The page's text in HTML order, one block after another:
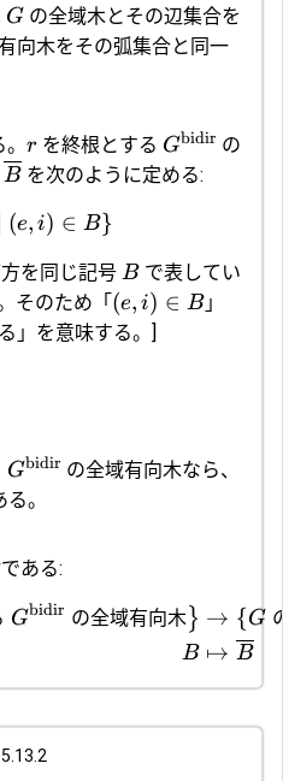
G の全域木とその辺集合を
向木をその弧集合と同一
r を終根とする Gbidir の
Bを次のように定める:
(e, i) ∈ B}
を同じ記号 Bで表してい
そのため「(e, i) ∈ B」
」を意味する。]
Gbidir の全域有向木なら、
。
ある:
Gbidir の全域有向木}
B
→ {G
↦ B